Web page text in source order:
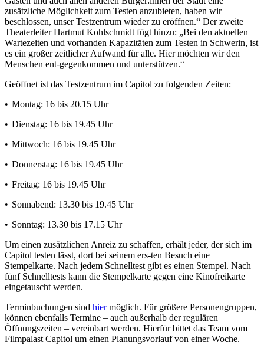
zusätzliche Möglichkeit zum Testen anzubieten, haben wir
beschlossen, unser Testzentrum wieder zu eröffnen.“ Der zweite
Theaterleiter Hartmut Kohlschmidt fügt hinzu: „Bei den aktuellen
Wartezeiten und vorhanden Kapazitäten zum Testen in Schwerin, ist
es ein großer zeitlicher Aufwand für alle. Hier möchten wir den
Menschen ent-gegenkommen und unterstützen.“
Geöffnet ist das Testzentrum im Capitol zu folgenden Zeiten:
• Montag: 16 bis 20.15 Uhr
• Dienstag: 16 bis 19.45 Uhr
• Mittwoch: 16 bis 19.45 Uhr
• Donnerstag: 16 bis 19.45 Uhr
• Freitag: 16 bis 19.45 Uhr
• Sonnabend: 13.30 bis 19.45 Uhr
• Sonntag: 13.30 bis 17.15 Uhr
Um einen zusätzlichen Anreiz zu schaffen, erhält jeder, der sich im
Capitol testen lässt, dort bei seinem ers-ten Besuch eine
Stempelkarte. Nach jedem Schnelltest gibt es einen Stempel. Nach
fünf Schnelltests kann die Stempelkarte gegen eine Kinofreikarte
eingetauscht werden.
Terminbuchungen sind hiermöglich. Für größere Personengruppen,
können ebenfalls Termine – auch außerhalb der regulären
Öffnungszeiten – vereinbart werden. Hierfür bittet das Team vom
Filmpalast Capitol um einen Planungsvorlauf von einer Woche.